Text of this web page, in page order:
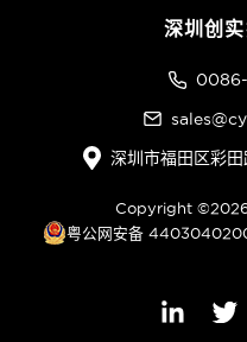
深圳创
深圳市福田区彩
Copyright ©2026
粤公网安备